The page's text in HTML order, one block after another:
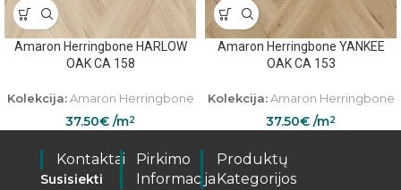
Amaron Herringbone HARLOW
OAK CA 158
Kolekcija:Amaron Herringbone
37.50€ /m2
Amaron Herringbone YANKEE
OAK CA 153
Kolekcija:Amaron Herringbone
37.50€ /m2
Kontaktai
Susisiekti
Pirkimo
Informacija
Produktų
Kategorijos